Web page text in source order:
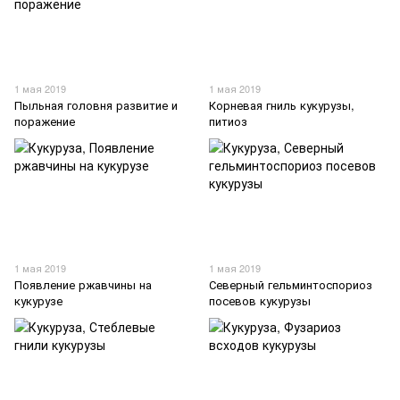
1 мая 2019
Пыльная головня развитие и
поражение
1 мая 2019
Корневая гниль кукурузы,
питиоз
1 мая 2019
Появление ржавчины на
кукурузе
1 мая 2019
Северный гельминтоспориоз
посевов кукурузы